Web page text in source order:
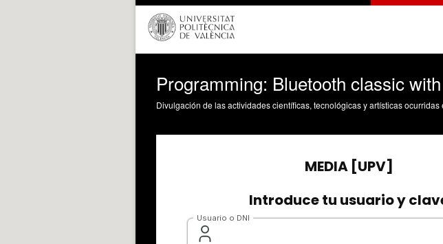
Programming: Bluetooth classic
Divulgación de las actividades científicas, tecnológicas y artísticas